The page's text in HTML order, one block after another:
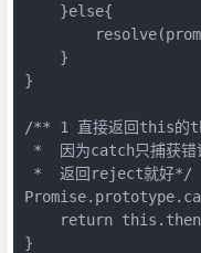
    }else{
    }
}
/** 1 直接返回this的
*  因为catch只捕获
*  返回reject就好*/
return
}